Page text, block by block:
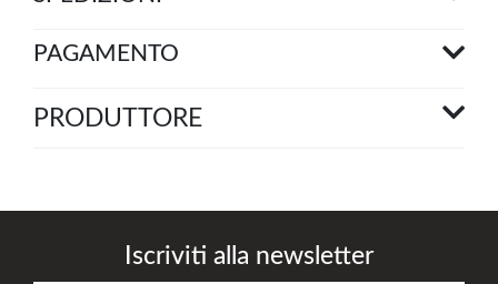
PAGAMENTO
PRODUTTORE
Iscriviti alla newsletter